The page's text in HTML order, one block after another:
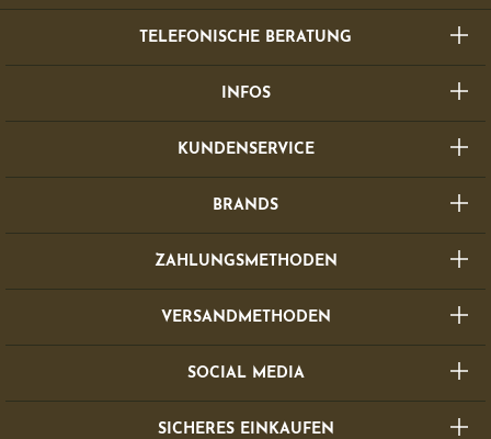
TELEFONISCHE BERATUNG
INFOS
KUNDENSERVICE
BRANDS
ZAHLUNGSMETHODEN
VERSANDMETHODEN
SOCIAL MEDIA
SICHERES EINKAUFEN